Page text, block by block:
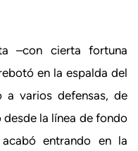
–con cierta fortuna
en la espalda del
a varios defensas, de
la línea de fondo
entrando en la